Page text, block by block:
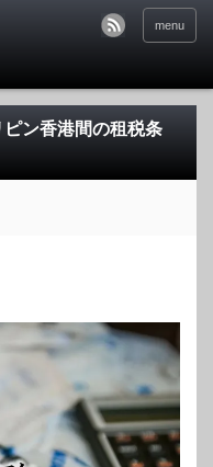
menu
ン香港間の租税条